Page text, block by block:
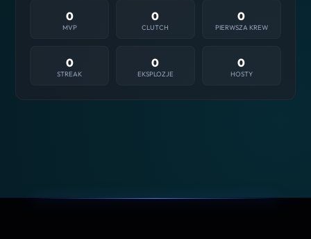
0
MVP
0
CLUTCH
0
PIERWSZA KREW
0
STREAK
0
EKSPLOZJE
0
HOSTY